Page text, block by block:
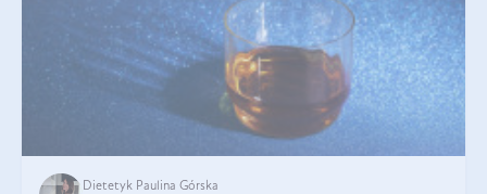
Dietetyk Paulina Górska